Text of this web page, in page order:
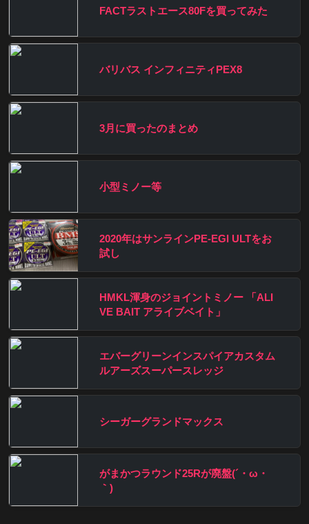
FACTラストエース80Fを買ってみた
バリバス インフィニティPEX8
3月に買ったのまとめ
小型ミノー等
2020年はサンラインPE-EGI ULTをお
試し
HMKL渾身のジョイントミノー 「ALI
VE BAIT アライブベイト」
エバーグリーンインスパイアカスタム
ルアーズスーパースレッジ
シーガーグランドマックス
がまかつラウンド25Rが廃盤(´・ω・
｀)